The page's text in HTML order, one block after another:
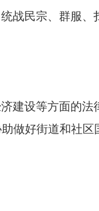
战民宗、群服
建设等方面的
做好街道和社